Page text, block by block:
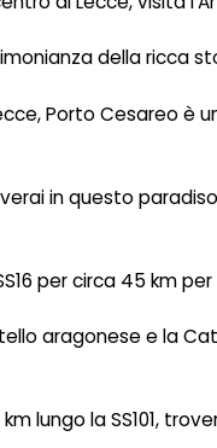
della ricca
Porto Cesareo
in questo
per circa 45 km
aragonese e la
km lungo la SS101,